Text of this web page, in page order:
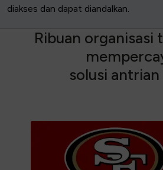
diakses dan dapat diandalkan.
Ribuan organisasi t
memperca
solusi antrian